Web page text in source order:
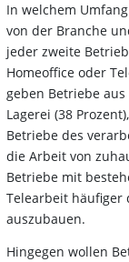
In welchem
von der Branche
jeder zweite
Homeoffice oder
geben Betriebe
Lagerei (38
Betriebe des
die Arbeit von
Betriebe mit
Telearbeit häufiger
auszubauen.
Hingegen wollen